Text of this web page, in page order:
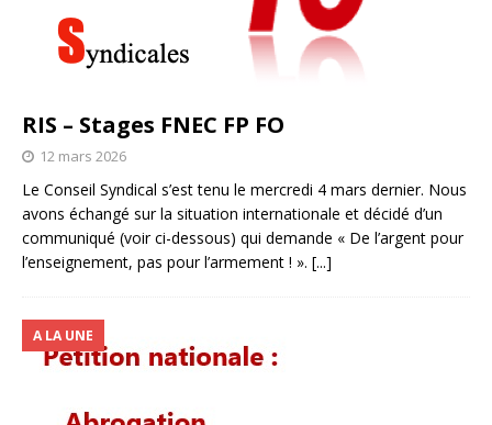
RIS – Stages FNEC FP FO
12 mars 2026
Le Conseil Syndical s’est tenu le mercredi 4 mars dernier. Nous
avons échangé sur la situation internationale et décidé d’un
communiqué (voir ci-dessous) qui demande « De l’argent pour
l’enseignement, pas pour l’armement ! ». [...]
A LA UNE